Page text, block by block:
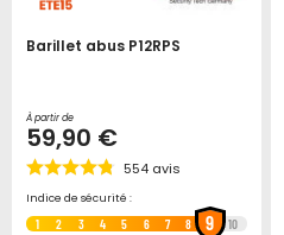
Barillet abus P12RPS
À partir de
59,90 €
554 avis
Indice de sécurité :
1 2 3 4 5 6 7 8 9 10